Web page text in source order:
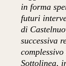
in forma
futuri
di
successiva
Sottolinea,